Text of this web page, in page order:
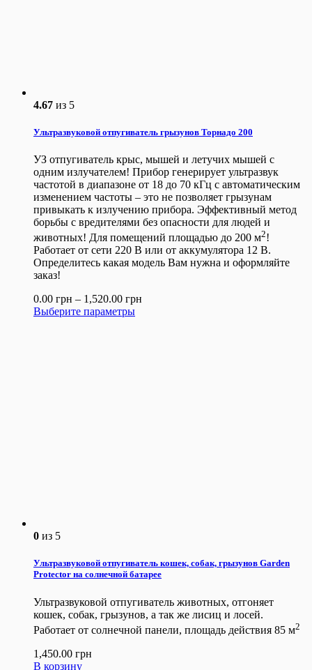
4.67 из 5
Ультразвуковой отпугиватель грызунов Торнадо 200
УЗ отпугиватель крыс, мышей и летучих мышей с
одним излучателем! Прибор генерирует ультразвук
частотой в диапазоне от 18 до 70 кГц с автоматическим
изменением частоты – это не позволяет грызунам
привыкать к излучению прибора. Эффективный метод
борьбы с вредителями без опасности для людей и
животных! Для помещений площадью до 200 м2!
Работает от сети 220 В или от аккумулятора 12 В.
Определитесь какая модель Вам нужна и оформляйте
заказ!
0.00 грн – 1,520.00 грн
Выберите параметры
0 из 5
Ультразвуковой отпугиватель кошек, собак, грызунов Garden
Protector на солнечной батарее
Ультразвуковой отпугиватель животных, отгоняет
кошек, собак, грызунов, а так же лисиц и лосей.
Работает от солнечной панели, площадь действия 85 м2
1,450.00 грн
В корзину